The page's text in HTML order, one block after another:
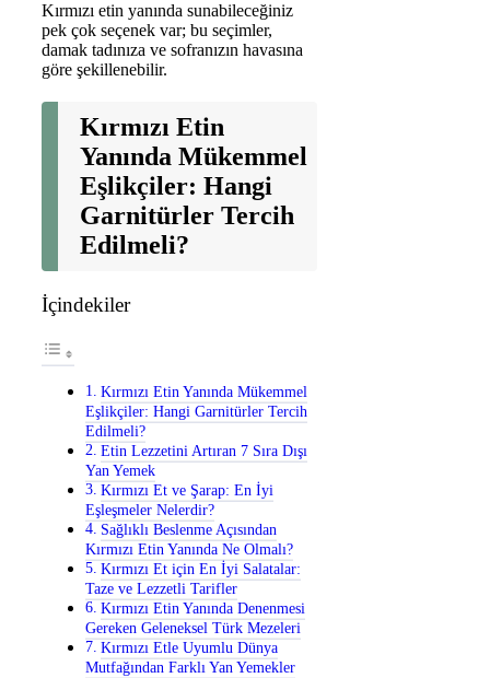
Kırmızı etin yanında sunabileceğiniz
pek çok seçenek var; bu seçimler,
damak tadınıza ve sofranızın havasına
göre şekillenebilir.
Kırmızı Etin
Yanında Mükemmel
Eşlikçiler: Hangi
Garnitürler Tercih
Edilmeli?
İçindekiler
Kırmızı Etin Yanında Mükemmel
Eşlikçiler: Hangi Garnitürler Tercih
Edilmeli?
Etin Lezzetini Artıran 7 Sıra Dışı
Yan Yemek
Kırmızı Et ve Şarap: En İyi
Eşleşmeler Nelerdir?
Sağlıklı Beslenme Açısından
Kırmızı Etin Yanında Ne Olmalı?
Kırmızı Et için En İyi Salatalar:
Taze ve Lezzetli Tarifler
Kırmızı Etin Yanında Denenmesi
Gereken Geleneksel Türk Mezeleri
Kırmızı Etle Uyumlu Dünya
Mutfağından Farklı Yan Yemekler